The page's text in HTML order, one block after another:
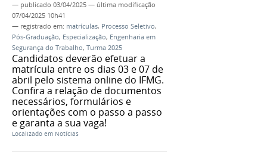
— publicado 03/04/2025 — última modificação
07/04/2025 10h41
— registrado em: matrículas, Processo Seletivo,
Pós-Graduação, Especialização, Engenharia em
Segurança do Trabalho, Turma 2025
Candidatos deverão efetuar a
matrícula entre os dias 03 e 07 de
abril pelo sistema online do IFMG.
Confira a relação de documentos
necessários, formulários e
orientações com o passo a passo
e garanta a sua vaga!
Localizado em Notícias